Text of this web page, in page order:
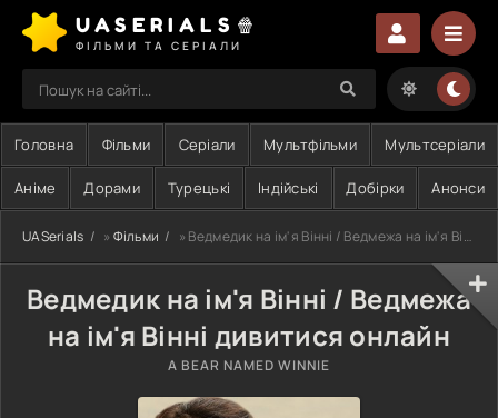
UASERIALS🍿
ФІЛЬМИ ТА СЕРІАЛИ
Головна Фільми Серіали Мультфільми Мультсеріали
Аніме Дорами Турецькі Індійські Добірки Анонси
UASerials » Фільми » Ведмедик на ім'я Вінні / Ведмежа на ім'я Вінні
Ведмедик на ім'я Вінні / Ведмежа
на ім'я Вінні дивитися онлайн
A BEAR NAMED WINNIE